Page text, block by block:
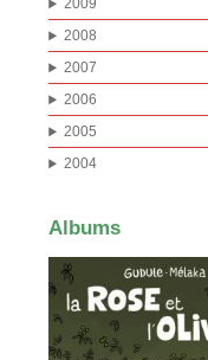
2009
2008
2007
2006
2005
2004
Albums